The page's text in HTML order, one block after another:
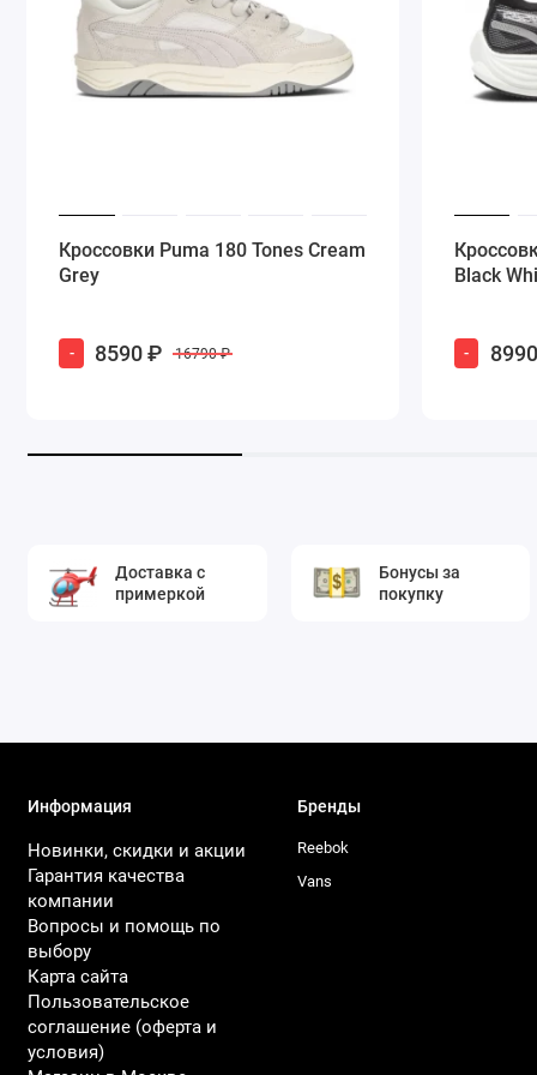
Сделай свой шаг.
Не жди, пока этот цвет разлетится. Puma 180
превращается в инвестицию в твою
Кроссовки Puma 180 Tones Cream
Grey
- 8590 ₽ 16790 ₽
Black
-
Доставка с
примеркой
Бонусы за
покупку
Информация
Новинки, скидки и акции
Гарантия качества
компании
Вопросы и помощь по
выбору
Карта сайта
Пользовательское
соглашение (оферта и
условия)
Бренды
Reebok
Vans